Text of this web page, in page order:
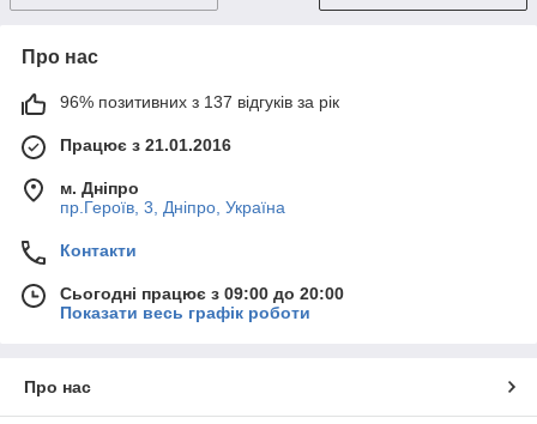
Про нас
96% позитивних з 137 відгуків за рік
Працює з 21.01.2016
м. Дніпро
пр.Героїв, 3, Дніпро, Україна
Контакти
Сьогодні працює з 09:00 до 20:00
Показати весь графік роботи
Про нас